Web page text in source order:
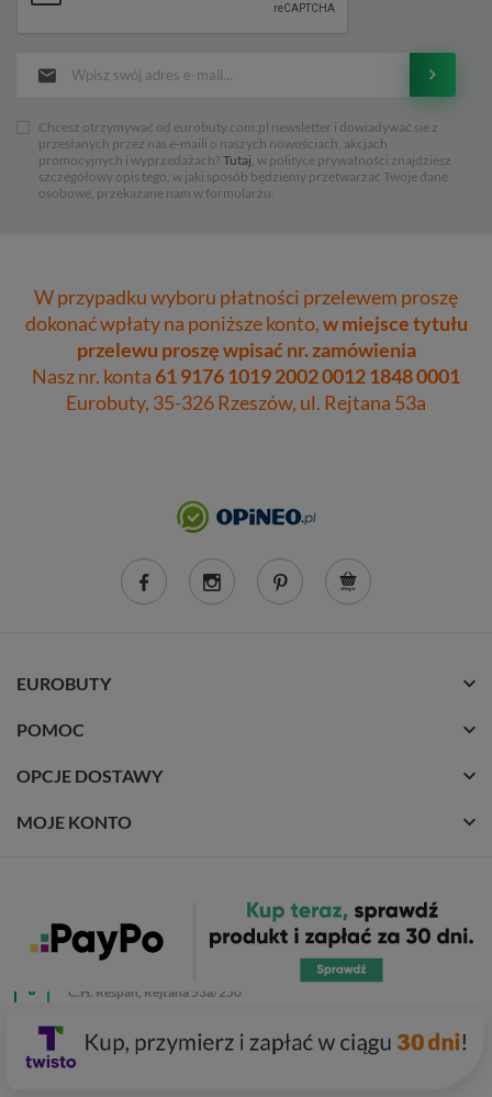
Chcesz otrzymywać od eurobuty.com.pl newsletter i dowiadywać sie z
przesłanych przez nas e-maili o naszych nowościach, akcjach
promocyjnych i wyprzedażach? Tutaj, w polityce prywatności znajdziesz
szczegółowy opis tego, w jaki sposób będziemy przetwarzać Twoje dane
osobowe, przekazane nam w formularzu.
W przypadku wyboru płatności przelewem proszę
dokonać wpłaty na poniższe konto,w miejsce tytułu
przelewu proszę wpisać nr. zamówienia
Nasz nr. konta61 9176 1019 2002 0012 1848 0001
Eurobuty, 35-326 Rzeszów, ul. Rejtana 53a
EUROBUTY
POMOC
OPCJE DOSTAWY
MOJE KONTO
+48 534 865 656 Infolinia: Pon-Pt 8:00 - 16:00
C.H. Respan, Rejtana 53a/250
Wszelkie prawa zastrzeżone dlaEurobuty. Kopiowanie, przetwarzanie,
rozpowszechnianie zdjęć lub treści bez zgody autora jest zabronione.